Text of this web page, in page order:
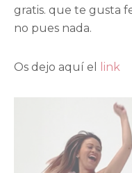
gratis. que te gusta
no pues nada.
Os dejo aquí el link